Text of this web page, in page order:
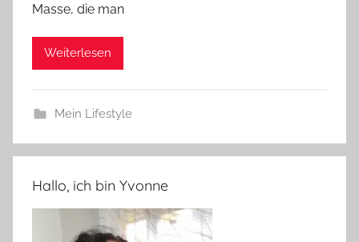
Masse, die man
Weiterlesen
Mein Lifestyle
Hallo, ich bin Yvonne